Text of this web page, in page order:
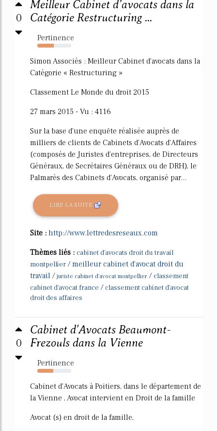
0
Meilleur Cabinet d’avocats dans la
Catégorie Restructuring ...
Pertinence
49%
Simon Associés : Meilleur Cabinet d'avocats dans la
Catégorie « Restructuring »
Classement Le Monde du droit 2015
27 mars 2015 - Vu : 4116
Sur la base d'une enquête réalisée auprès de
milliers de clients de Cabinets d'Avocats d'Affaires
(composés de Juristes d'entreprises, de Directeurs
Généraux, de Secrétaires Généraux ou de DRH), le
Palmarès des Cabinets d'Avocats, organisé par...
LIRE LA SUITE
Site : http://www.lettredesreseaux.com
Thèmes liés : cabinet d'avocats droit du travail
montpellier /meilleur cabinet d'avocat droit du
travail / juriste cabinet d'avocat montpellier / classement
cabinet d'avocat france / classement cabinet d'avocat
droit des affaires
0
Cabinet d'Avocats Beaumont-
Frezouls dans la Vienne
Pertinence
47%
Cabinet d'Avocats à Poitiers, dans le département de
la Vienne , Avocat intervient en Droit de la famille
Avocat (s) en droit de la famille,